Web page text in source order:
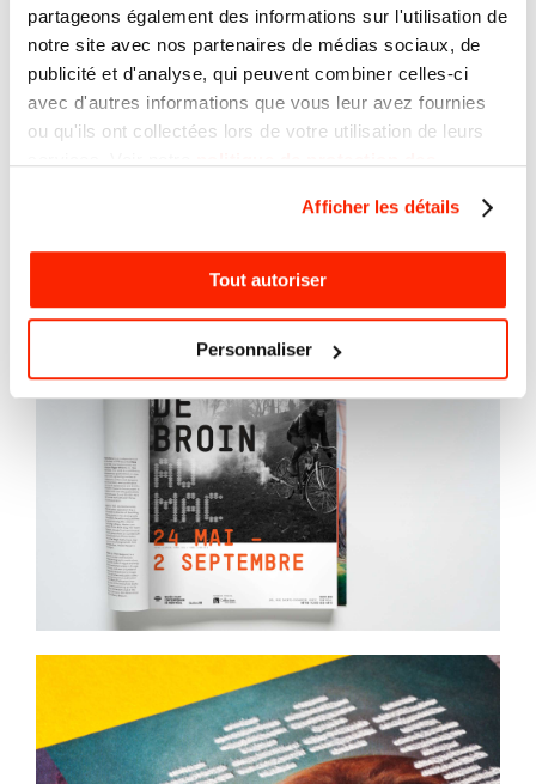
partageons également des informations sur l'utilisation de
notre site avec nos partenaires de médias sociaux, de
publicité et d'analyse, qui peuvent combiner celles-ci
avec d'autres informations que vous leur avez fournies
ou qu'ils ont collectées lors de votre utilisation de leurs
Afficher les détails
Tout autoriser
Personnaliser